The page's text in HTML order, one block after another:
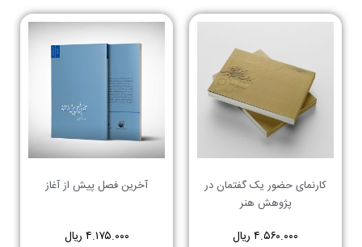
کارنمای حضور یک گفتمان در
پژوهش هنر
۴.۵۶۰.۰۰۰ ریال
آخرین فصل پیش از آغاز
۴.۱۷۵.۰۰۰ ریال